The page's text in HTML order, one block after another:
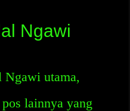
Ngawi
Ngawi utama,
lainnya yang